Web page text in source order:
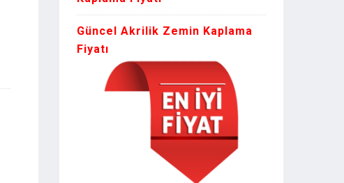
Güncel Akrilik Zemin Kaplama
Fiyatı